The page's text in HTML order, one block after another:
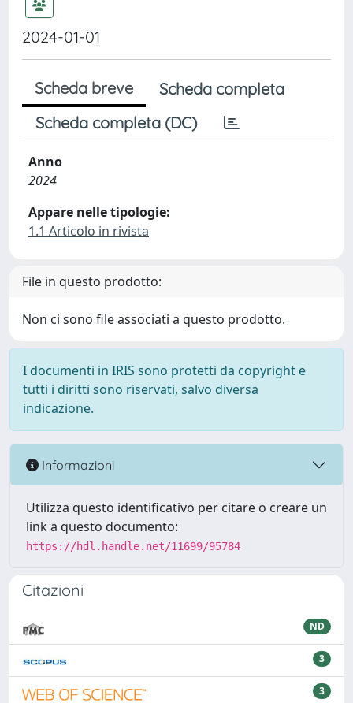
2024-01-01
Scheda breve
Scheda completa
Scheda completa (DC)
Anno
2024
Appare nelle tipologie:
1.1 Articolo in rivista
File in questo prodotto:
Non ci sono file associati a questo prodotto.
I documenti in IRIS sono protetti da copyright e
tutti i diritti sono riservati, salvo diversa
indicazione.
Informazioni
Utilizza questo identificativo per citare o creare un
link a questo documento:
https://hdl.handle.net/11699/95784
Citazioni
ND
3
3